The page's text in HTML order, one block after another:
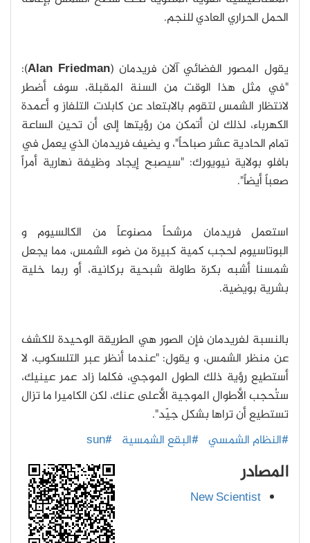
الحمل الحراري العادي للنجم.
يقول المصور الفضائي آلان فريدمان (Alan Friedman
):
"في مثل هذا الوقت من السنة المقبلة، سوف أضطر
لانتظار الشمس لتقوم بالابتعاد عن كابلات التلفاز و أعمدة
الكهرباء، لذلك لن أتمكن من رؤيتها إلى أن تحين الساعة
تمام الحادية عشر صباحاً"، و يضيف فريدمان الذي يعمل في
بافلو بولاية نيويورك: "سيصبح إيجاد وظيفة نهارية أمراً
صعباً أيضاً".
استعمل فريدمان مرشحاً مصنوعاً من الكالسيوم و
البوتاسيوم لحجب كمية كبيرة من ضوء الشمس، مما يجعل
شمسنا أشبه بكرة طاولة شبحية بركانية، أو ربما خلية
بشرية بويضية.
بالنسبة لفريدمان فإن الصور هي الطريقة الوحيدة للكشف
عن منظر الشمس، و يقول: "عندما أنظر عبر التلسكوب، لا
أستطيع رؤية ذلك الطول الموجي، فكلما زاد عمر عينيك،
ستُحجب الأطوال الموجية الأعلى عنك، لكن الكاميرا ما تزال
تستطيع أن تراها بشكل جيّد".
#النظام الشمسي #البقع الشمسية #sun
المصادر
New Scientist